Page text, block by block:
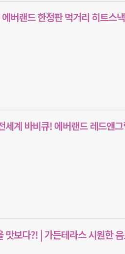
버랜드 한정판 먹거리 히트스
세계 바비큐! 에버랜드 레드앤
맛보다?! | 가든테라스 시원한